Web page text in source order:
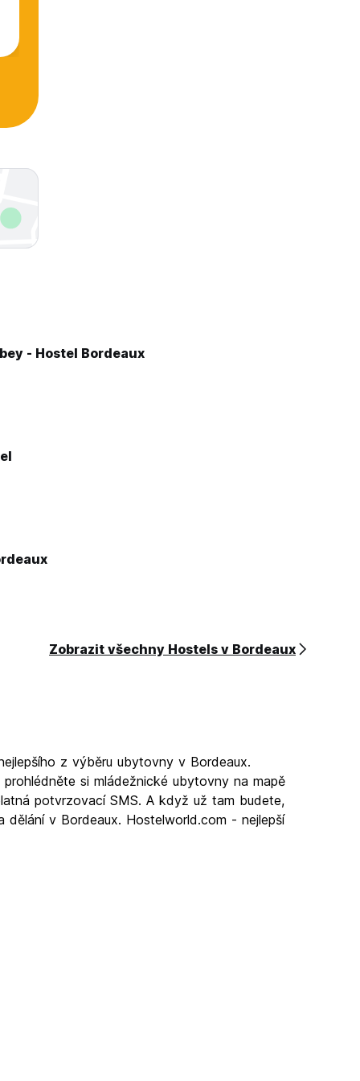
- Hostel Bordeaux
Zobrazit všechny Hostels v Bordeaux
z výběru ubytovny v Bordeaux.
si mládežnické ubytovny na mapě
potvrzovací SMS. A když už tam budete,
v Bordeaux. Hostelworld.com - nejlepší